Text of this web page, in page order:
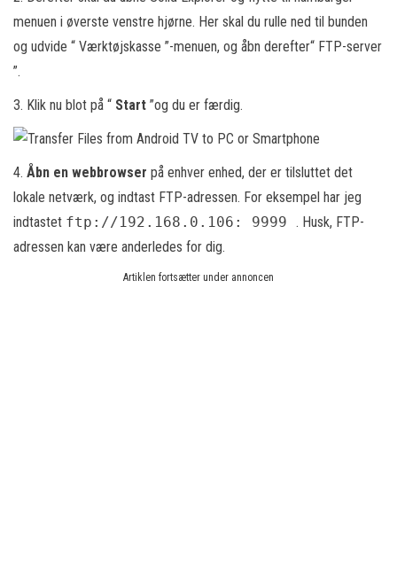
menuen i øverste venstre hjørne. Her skal du rulle ned til bunden
og udvide “ Værktøjskasse ”-menuen, og åbn derefter“ FTP-server
”.
3. Klik nu blot på “ Start ”og du er færdig.
4. Åbn en webbrowser på enhver enhed, der er tilsluttet det
lokale netværk, og indtast FTP-adressen. For eksempel har jeg
indtastet ftp://192.168.0.106: 9999 . Husk, FTP-
adressen kan være anderledes for dig.
Artiklen fortsætter under annoncen